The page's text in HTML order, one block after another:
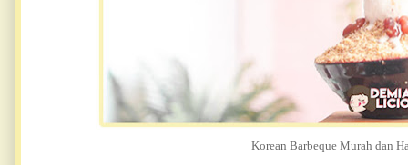
Korean Barbeque Murah dan